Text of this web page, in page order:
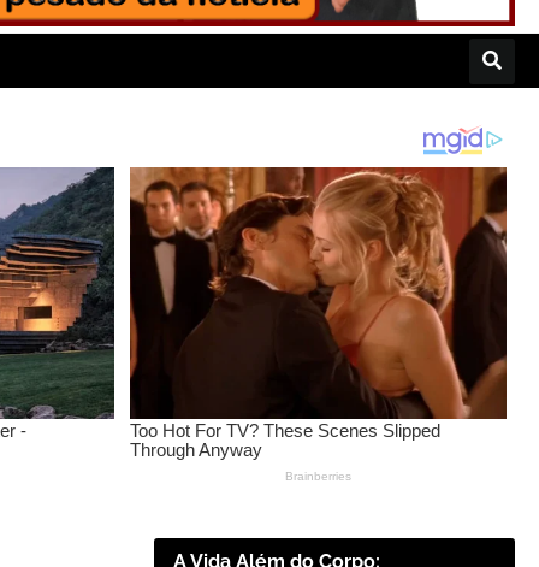
A Vida Além do Corpo: